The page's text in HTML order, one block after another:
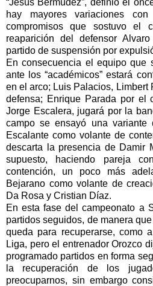
hay mayores variaciones
compromisos que sostuvo el
reaparición del defensor
partido de suspensión por
En consecuencia el equipo que
ante los “académicos” estará
en el arco; Luis Palacios, Limbert
defensa; Enrique Parada por el
Jorge Escalera, jugará por la
campo se ensayó una
Escalante como volante de
descarta la presencia de Damir
supuesto, haciendo pareja
contención, un poco más
Bejarano como volante de
Da Rosa y Cristian Díaz.
En esta fase del campeonato a
partidos seguidos, de manera
queda para recuperarse, como
Liga, pero el entrenador Orozco
programado partidos en forma
la recuperación de los
preocuparnos, sin embargo